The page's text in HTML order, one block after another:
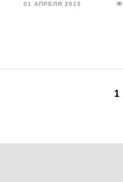
01 АПРЕЛЯ 2015
1